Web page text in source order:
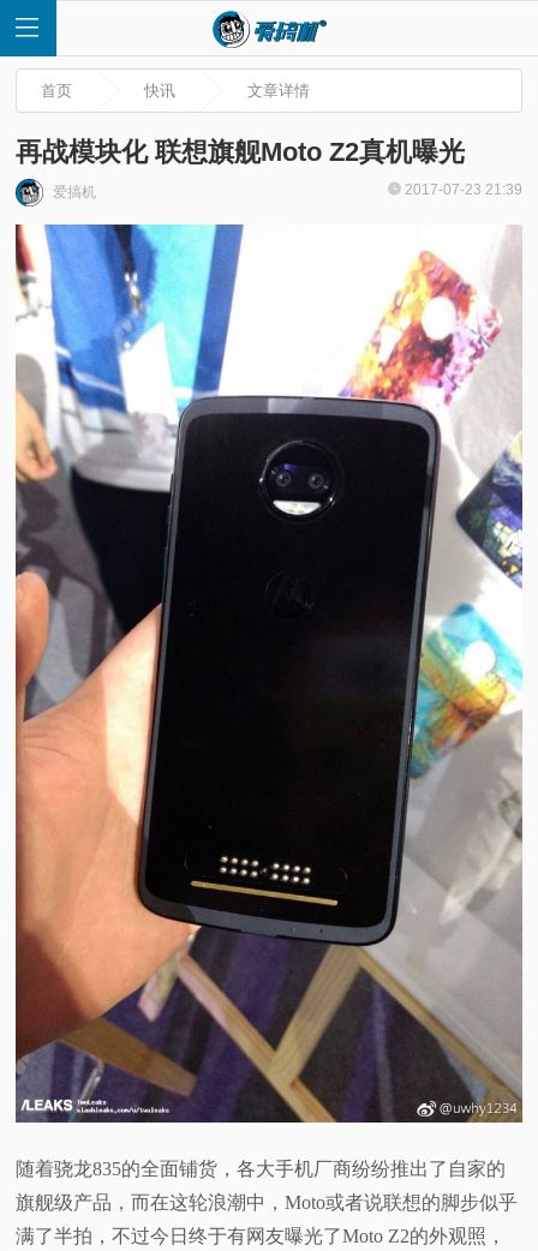
页
讯
评
测
视
频
科
普
专
首页 快讯 文章详情
再战模块化 联想旗舰Moto Z2真机曝光
爱搞机 2017-07-23 21:39
随着骁龙835的全面铺货，各大手机厂商纷纷推出了自家的
旗舰级产品，而在这轮浪潮中，Moto或者说联想的脚步似乎
满了半拍，不过今日终于有网友曝光了Moto Z2的外观照，